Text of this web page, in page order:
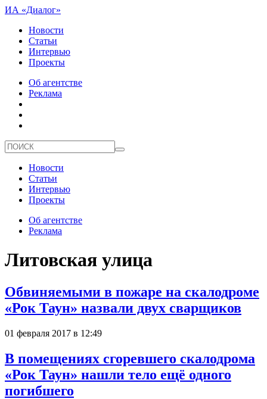
ИА «Диалог»
Новости
Статьи
Интервью
Проекты
Об агентстве
Реклама
Новости
Статьи
Интервью
Проекты
Об агентстве
Реклама
Литовская улица
Обвиняемыми в пожаре на скалодроме
«Рок Таун» назвали двух сварщиков
01 февраля 2017 в 12:49
В помещениях сгоревшего скалодрома
«Рок Таун» нашли тело ещё одного
погибшего